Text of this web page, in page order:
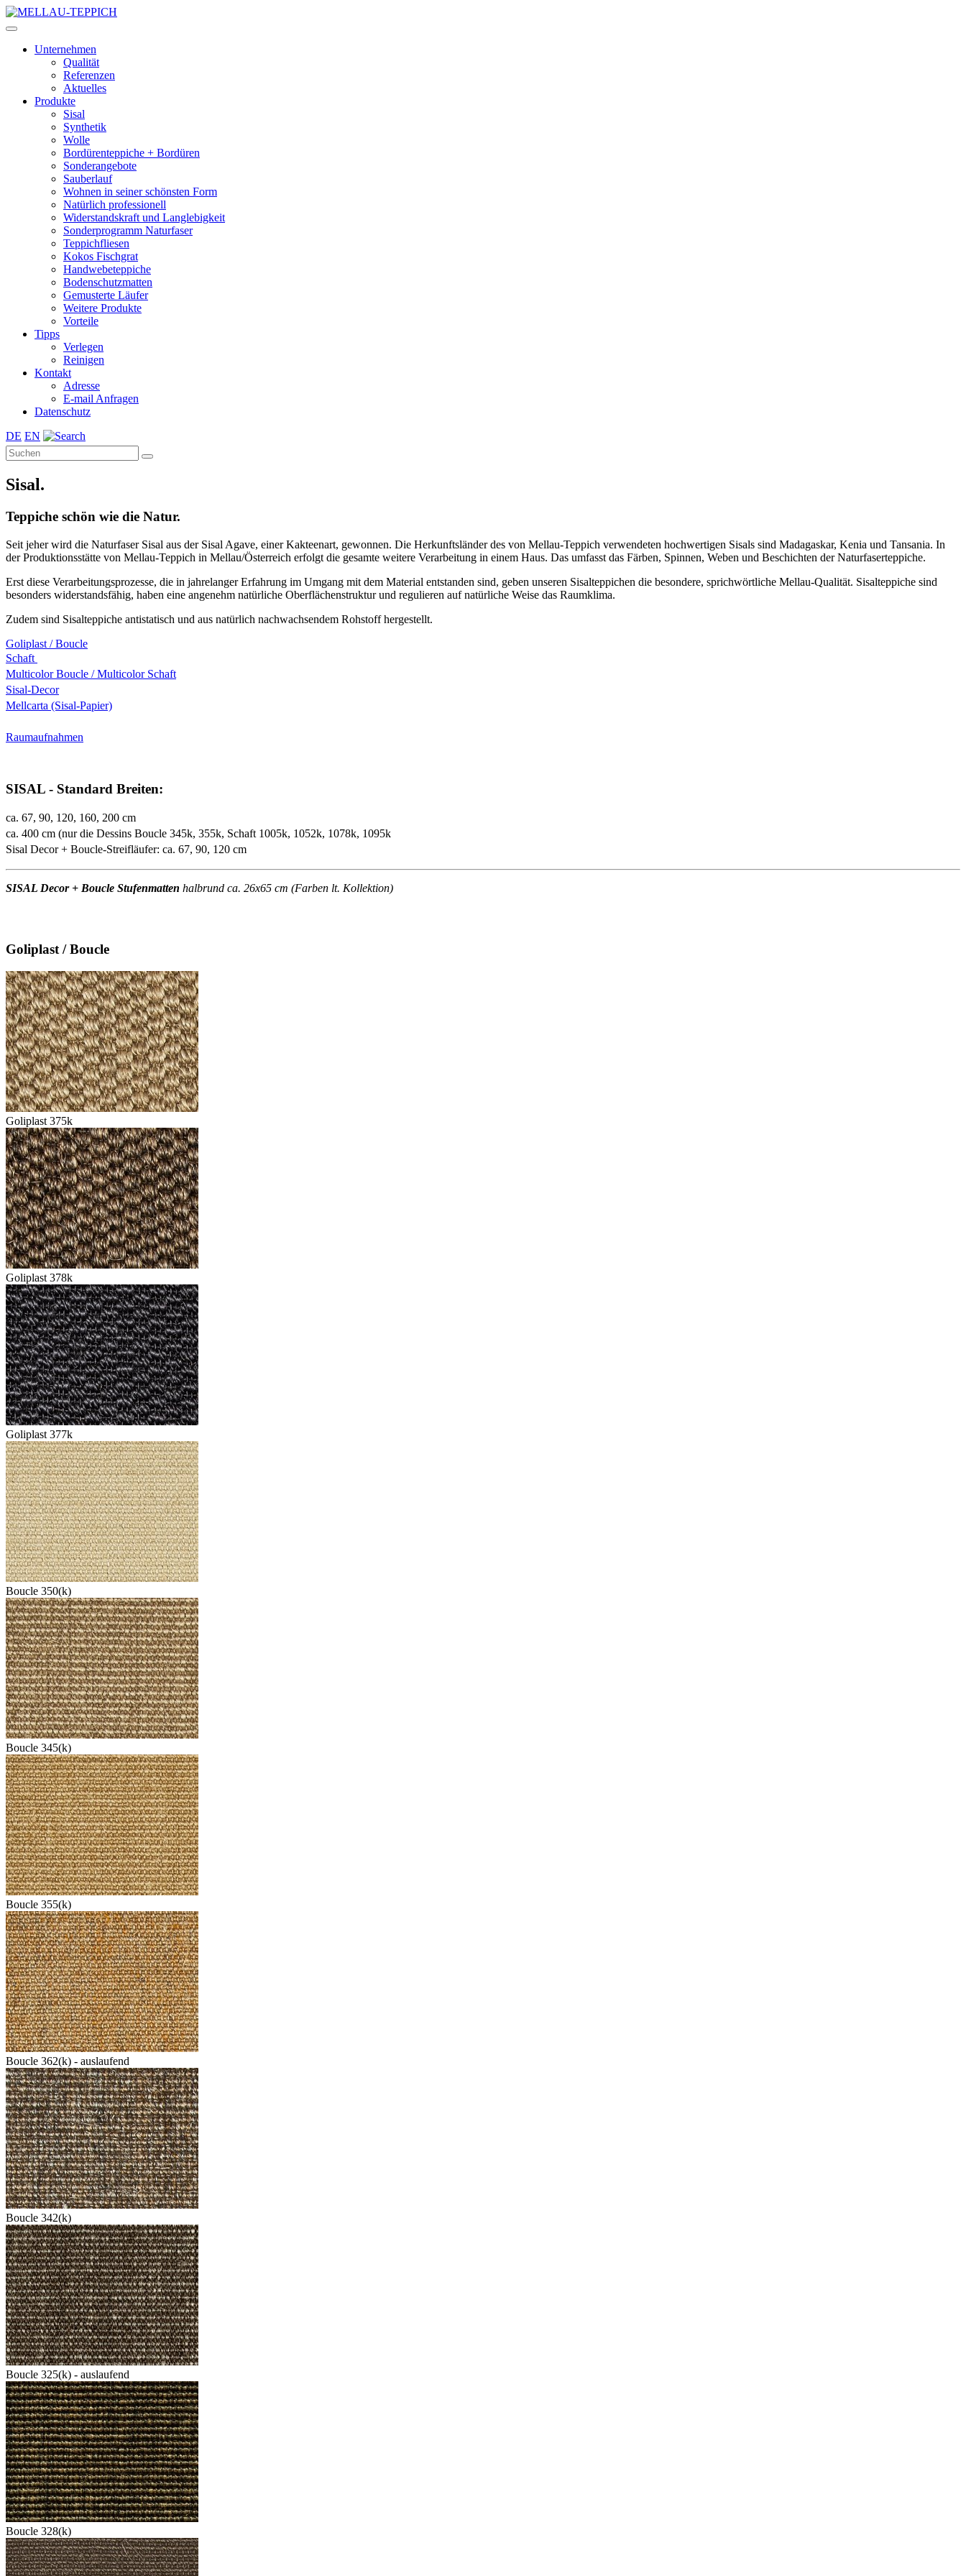
Unternehmen
Qualität
Referenzen
Aktuelles
Produkte
Sisal
Synthetik
Wolle
Bordürenteppiche + Bordüren
Sonderangebote
Sauberlauf
Wohnen in seiner schönsten Form
Natürlich professionell
Widerstandskraft und Langlebigkeit
Sonderprogramm Naturfaser
Teppichfliesen
Kokos Fischgrat
Handwebeteppiche
Bodenschutzmatten
Gemusterte Läufer
Weitere Produkte
Vorteile
Tipps
Verlegen
Reinigen
Kontakt
Adresse
E-mail Anfragen
Datenschutz
DE EN
Sisal.
Teppiche schön wie die Natur.
Seit jeher wird die Naturfaser Sisal aus der Sisal Agave, einer Kakteenart, gewonnen. Die Herkunftsländer des von Mellau-Teppich verwendeten hochwertigen Sisals sind Madagaskar, Kenia und Tansania. In
der Produktionsstätte von Mellau-Teppich in Mellau/Österreich erfolgt die gesamte weitere Verarbeitung in einem Haus. Das umfasst das Färben, Spinnen, Weben und Beschichten der Naturfaserteppiche.
Erst diese Verarbeitungsprozesse, die in jahrelanger Erfahrung im Umgang mit dem Material entstanden sind, geben unseren Sisalteppichen die besondere, sprichwörtliche Mellau-Qualität. Sisalteppiche sind
besonders widerstandsfähig, haben eine angenehm natürliche Oberflächenstruktur und regulieren auf natürliche Weise das Raumklima.
Zudem sind Sisalteppiche antistatisch und aus natürlich nachwachsendem Rohstoff hergestellt.
Goliplast / Boucle
Schaft
Multicolor Boucle / Multicolor Schaft
Sisal-Decor
Mellcarta (Sisal-Papier)
Raumaufnahmen
SISAL - Standard Breiten:
ca. 67, 90, 120, 160, 200 cm
ca. 400 cm (nur die Dessins Boucle 345k, 355k, Schaft 1005k, 1052k, 1078k, 1095k
Sisal Decor + Boucle-Streifläufer: ca. 67, 90, 120 cm
SISAL Decor + Boucle Stufenmatten halbrund ca. 26x65 cm (Farben lt. Kollektion)
Goliplast / Boucle
Goliplast 375k
Goliplast 378k
Goliplast 377k
Boucle 350(k)
Boucle 345(k)
Boucle 355(k)
Boucle 362(k) - auslaufend
Boucle 342(k)
Boucle 325(k) - auslaufend
Boucle 328(k)